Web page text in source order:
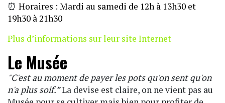
⏰ Horaires : Mardi au samedi de 12h à 13h30 et
19h30 à 21h30
Plus d’informations sur leur site Internet
Le Musée
"C'est au moment de payer les pots qu'on sent qu'on
n'a plus soif.”La devise est claire, on ne vient pas au